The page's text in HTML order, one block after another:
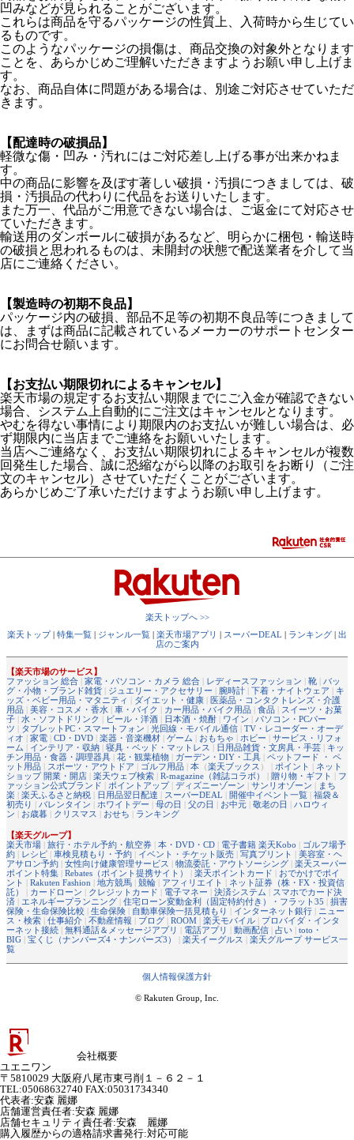
凹みなどが見られることがございます。
これらは商品を守るパッケージの性質上、入荷時から生じてい
るものです。
このようなパッケージの損傷は、商品交換の対象外となります
ことを、あらかじめご理解いただきますようお願い申し上げま
す。
なお、商品自体に問題がある場合は、別途ご対応させていただ
きます。
【配達時の破損品】
軽微な傷・凹み・汚れにはご対応差し上げる事が出来かねま
す。
中の商品に影響を及ぼす著しい破損・汚損につきましては、破
損・汚損品の代わりに代品をお送りいたします。
また万一、代品がご用意できない場合は、ご返金にて対応させ
ていただきます。
輸送用のダンボールに破損があるなど、明らかに梱包・輸送時
の破損と思われるものは、未開封の状態で配送業者を介して当
店にご連絡ください。
【製造時の初期不良品】
パッケージ内の破損、部品不足等の初期不良品等につきまして
は、まずは商品に記載されているメーカーのサポートセンター
にお問合せ願います。
【お支払い期限切れによるキャンセル】
楽天市場の規定するお支払い期限までにご入金が確認できない
場合、システム上自動的にご注文はキャンセルとなります。
やむを得ない事情により期限内のお支払いが難しい場合は、必
ず期限内に当店までご連絡をお願いいたします。
当店へご連絡なく、お支払い期限切れによるキャンセルが複数
回発生した場合、誠に恐縮ながら以降のお取引をお断り（ご注
文のキャンセル）させていただくことがございます。
あらかじめご了承いただけますようお願い申し上げます。
楽天トップへ >>
楽天トップ| 特集一覧 | ジャンル一覧 | 楽天市場アプリ | スーパーDEAL | ランキング | 出
店のご案内
【楽天市場のサービス】
ファッション 総合 | 家電・パソコン・カメラ 総合 | レディースファッション | 靴 | バッ
グ・小物・ブランド雑貨 | ジュエリー・アクセサリー | 腕時計 | 下着・ナイトウェア | キ
ッズ・ベビー用品・マタニティ | ダイエット・健康 | 医薬品・コンタクトレンズ・介護
用品 | 美容・コスメ・香水 | 車・バイク | カー用品・バイク用品 | 食品 | スイーツ・お菓
子 | 水・ソフトドリンク | ビール・洋酒 | 日本酒・焼酎 | ワイン | パソコン・PCパー
ツ | タブレットPC・スマートフォン | 光回線・モバイル通信 | TV・レコーダー・オーデ
ィオ | 家電 | CD・DVD | 楽器・音楽機材 | ゲーム | おもちゃ | ホビー | サービス・リフォ
ーム | インテリア・収納 | 寝具・ベッド・マットレス | 日用品雑貨・文房具・手芸 | キッ
チン用品・食器・調理器具 | 花・観葉植物 | ガーデン・DIY・工具 | ペットフード ・ ペ
ット用品 | スポーツ・アウトドア | ゴルフ用品 | 本 （楽天ブックス ） | ポイント | ネット
ショップ 開業・開店 | 楽天ウェブ検索 | R-magazine（雑誌コラボ） | 贈り物・ギフト | フ
ァッション公式ブランド | ポイントアップ| ディズニーゾーン | サンリオゾーン | まち
楽 | 楽天ふるさと納税 | 日用品翌日配達 | スーパーDEAL | 開催中イベント一覧 | 福袋＆
初売り | バレンタイン | ホワイトデー | 母の日 | 父の日 | お中元 | 敬老の日 | ハロウィ
ン | お歳暮 | クリスマス | おせち | ランキング
【楽天グループ】
楽天市場 | 旅行・ホテル予約・航空券 | 本・DVD・CD | 電子書籍 楽天Kobo | ゴルフ場予
約 | レシピ | 車検見積もり・予約 | イベント・チケット販売 | 写真プリント | 美容室・ヘ
アサロン予約 | 女性向け健康管理サービス | 物流委託・アウトソーシング | 楽天スーパー
ポイント特集 | Rebates（ポイント提携サイト） | 楽天ポイントカード | おでかけでポイ
ント | Rakuten Fashion | 地方競馬 | 競輪 | アフィリエイト | ネット証券（株・FX・投資信
託）
| カードローン | クレジットカード | 電子マネー | 決済システム | スマホでカード決
済 | エネルギープランニング | 住宅ローン変動金利（固定特約付き）・フラット35 | 損害
保険・生命保険比較 | 生命保険 | 自動車保険一括見積もり | インターネット銀行 | ニュー
ス・検索 | 仕事紹介 | 不動産情報 | ブログ | ROOM | 楽天モバイル | プロバイダ・インタ
ーネット接続 | 無料通話＆メッセージアプリ | 電話アプリ | 動画配信 | 占い | toto・
BIG | 宝くじ（ナンバーズ4・ナンバーズ3） | 楽天イーグルス | 楽天グループ サービス一
覧
個人情報保護方針
© Rakuten Group, Inc.
会社概要
ユエニワン
〒5810029 大阪府八尾市東弓削１－６２－１
TEL:05068632740 FAX:05031734340
代表者:安森 麗娜
店舗運営責任者:安森 麗娜
店舗セキュリティ責任者:安森 麗娜
購入履歴からの適格請求書発行:対応可能